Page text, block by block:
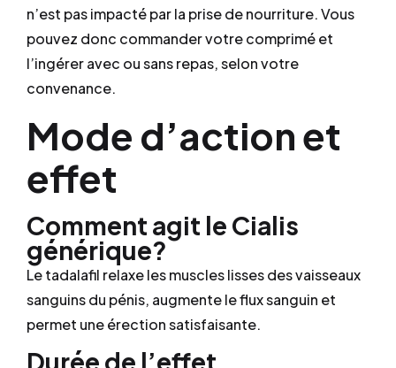
n’est pas impacté par la prise de nourriture. Vous
pouvez donc commander votre comprimé et
l’ingérer avec ou sans repas, selon votre
convenance.
Mode d’action et
effet
Comment agit le Cialis
générique?
Le tadalafil relaxe les muscles lisses des vaisseaux
sanguins du pénis, augmente le flux sanguin et
permet une érection satisfaisante.
Durée de l’effet